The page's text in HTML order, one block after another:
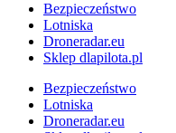
Bezpieczeństwo
Lotniska
Droneradar.eu
Sklep dlapilota.pl
Bezpieczeństwo
Lotniska
Droneradar.eu